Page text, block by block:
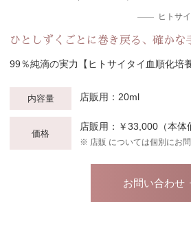
ヒトサ
ひとしずくごとに巻き戻る、確かな
99％純滴の実力【ヒトサイタイ血順化培
内容量 店販用：20ml
価格
店販用：￥33,000（本体
※ 店販 については個別にお問
お問い合わせ